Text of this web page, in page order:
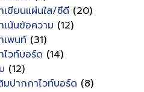
เขียนแผ่นใส/ซีดี (20)
เน้นข้อความ (12)
เพนท์ (31)
ไวท์บอร์ด (14)
(12)
มปากกาไวท์บอร์ด (8)